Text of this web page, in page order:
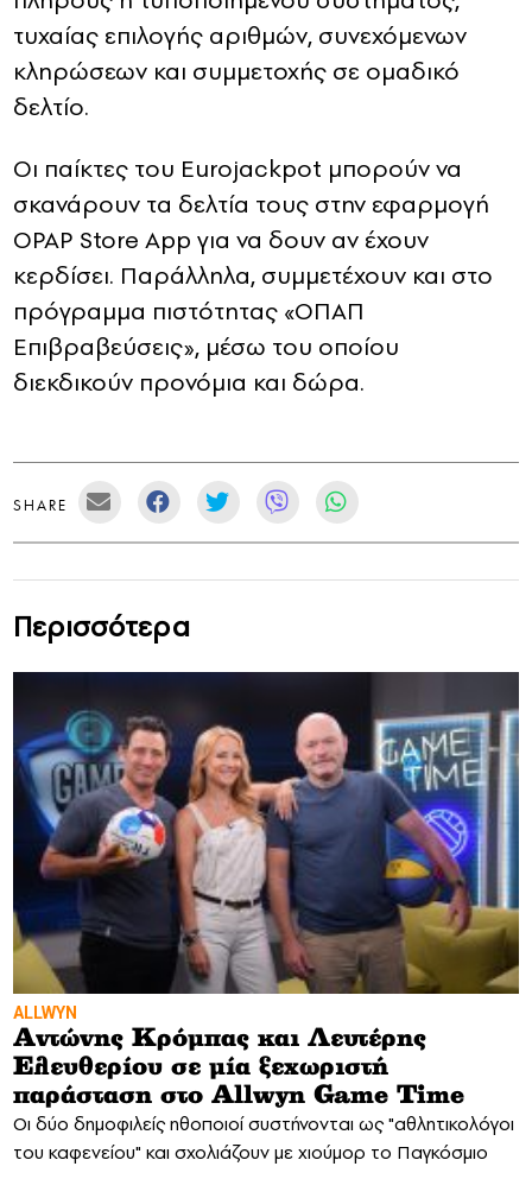
τυχαίας επιλογής αριθμών, συνεχόμενων
κληρώσεων και συμμετοχής σε ομαδικό
δελτίο.
Οι παίκτες του Eurojackpot μπορούν να
σκανάρουν τα δελτία τους στην εφαρμογή
OPAP Store App για να δουν αν έχουν
κερδίσει. Παράλληλα, συμμετέχουν και στο
πρόγραμμα πιστότητας «ΟΠΑΠ
Επιβραβεύσεις», μέσω του οποίου
διεκδικούν προνόμια και δώρα.
SHARE
Περισσότερα
ALLWYN
Αντώνης Κρόμπας και Λευτέρης
Ελευθερίου σε μία ξεχωριστή
παράσταση στο Allwyn Game Time
Οι δύο δημοφιλείς ηθοποιοί συστήνονται ως "αθλητικολόγοι
του καφενείου" και σχολιάζουν με χιούμορ το Παγκόσμιο